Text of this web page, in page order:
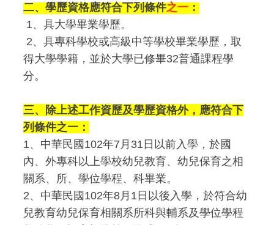
二、學歷資格應符合下列條件之一 ：
1、具大學畢業學歷。
2、具專科學校或高級中等學校畢業學歷，取
得大學學籍，並於大學已修畢32普通課程學
分。
三、除上述工作資歷及學歷資格外，應符合下
列條件之一：
1、中華民國102年7月31日以前入學，於國
內、外專科以上學校幼兒教育、幼兒保育之相
關系、所、學位學程、科畢業。
2、中華民國102年8月1日以後入學，於符合幼
兒教育幼兒保育相關系所科與輔系及學位學程